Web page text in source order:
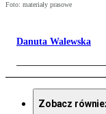
Foto: materiały prasowe
Danuta Walewska
Zobacz